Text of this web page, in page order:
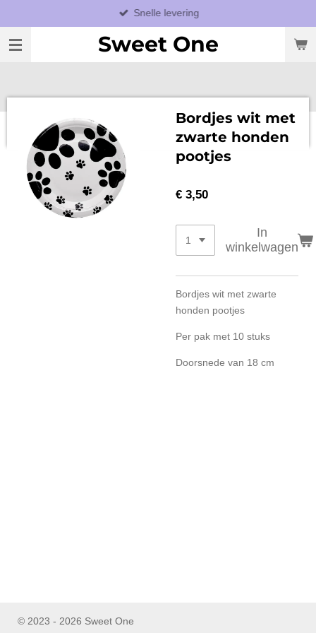
direct
naar
Sweet One
Snelle levering
Bordjes wit met
zwarte honden
pootjes
€ 3,50
In
winkelwagen
Bordjes wit met zwarte
honden pootjes
Per pak met 10 stuks
Doorsnede van 18 cm
© 2023 - 2026 Sweet One